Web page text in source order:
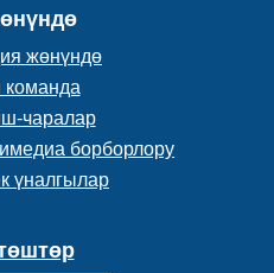
жөнүндө
команда
чаралар
борборлору
үналгылар